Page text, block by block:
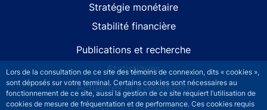
Lors de la consultation de ce site des témoins de connexion, dits « cookies »,
sont déposés sur votre terminal. Certains cookies sont nécessaires au
fonctionnement de ce site, aussi la gestion de ce site requiert l’utilisation de
cookies de mesure de fréquentation et de performance. Ces cookies requis
Stratégie monétaire
Stabilité financière
Publications et recherche
Statistiques
Actualités et événements